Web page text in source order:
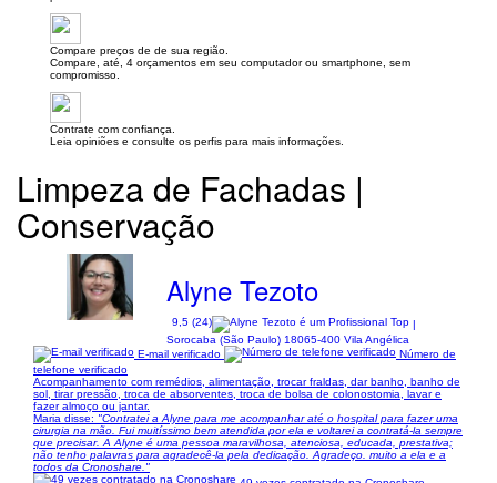
Compare preços de de sua região.
Compare, até, 4 orçamentos em seu computador ou smartphone, sem
compromisso.
Contrate com confiança.
Leia opiniões e consulte os perfis para mais informações.
Limpeza de Fachadas |
Conservação
Alyne Tezoto
9,5 (24)
|
Sorocaba (São Paulo) 18065-400 Vila Angélica
E-mail verificado
Número de
telefone verificado
Acompanhamento com remédios, alimentação, trocar fraldas, dar banho, banho de
sol, tirar pressão, troca de absorventes, troca de bolsa de colonostomia, lavar e
fazer almoço ou jantar.
Maria disse: "Contratei a Alyne para me acompanhar até o hospital para fazer uma
cirurgia na mão. Fui muitíssimo bem atendida por ela e voltarei a contratá-la sempre
que precisar. A Alyne é uma pessoa maravilhosa, atenciosa, educada, prestativa;
não tenho palavras para agradecê-la pela dedicação. Agradeço. muito a ela e a
todos da Cronoshare."